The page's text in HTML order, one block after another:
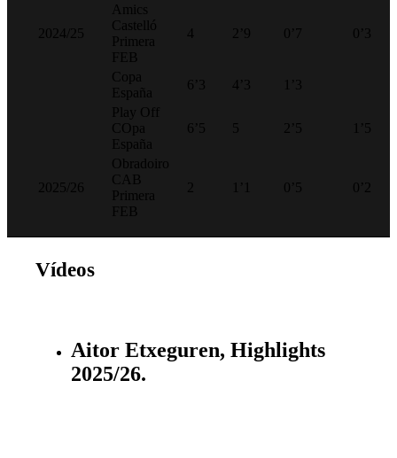
2024/25
Amics
Castelló
Primera
FEB
4 2’9 0’7 0’3
Copa
España
6’3 4’3
1’3
Play Off
COpa
España
6’5 5 2’5 1’5
2025/26
Obradoiro
CAB
Primera
FEB
2 0’5 0’2
Vídeos
Aitor Etxeguren, Highlights
2025/26.